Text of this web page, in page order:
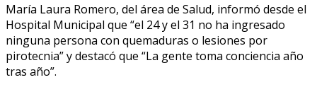
María Laura Romero, del área de Salud, informó desde el
Hospital Municipal que “el 24 y el 31 no ha ingresado
ninguna persona con quemaduras o lesiones por
pirotecnia” y destacó que “La gente toma conciencia año
tras año”.